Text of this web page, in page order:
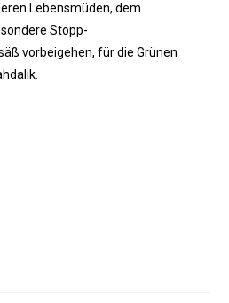
Lebensmüden, dem
Stopp-
vorbeigehen, für die Grünen